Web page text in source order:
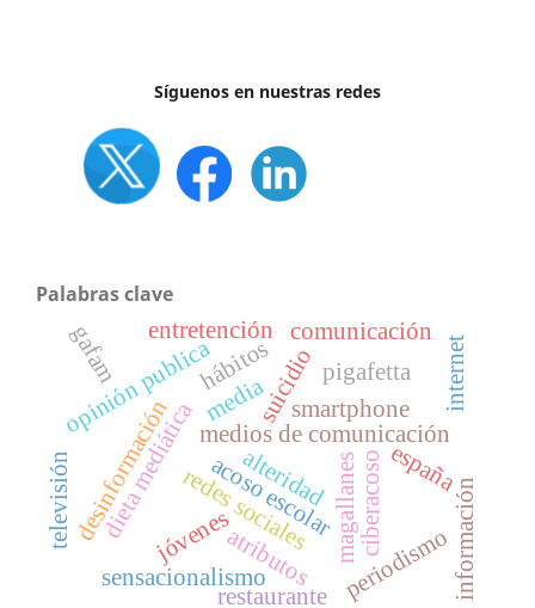
Síguenos en nuestras redes
Palabras clave
dieta mediática
jóvenes
medios de comunicación
redes sociales
desinformación acoso escolar ciberacoso
suicidio
opinión publica
periodismo
sensacionalismo
televisión
smartphone
información
entretención
alteridadmagallanes
atributos
pigafetta
comunicación
restaurante
españa
internet
media
gafam hábitos